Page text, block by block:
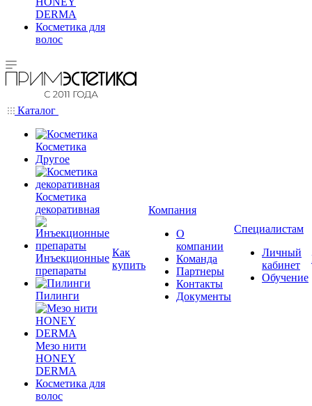
DERMA
Косметика для
волос
Каталог
Косметика
Другое
Косметика
декоративная
Инъекционные
препараты
Пилинги
Мезо нити
HONEY
DERMA
Косметика для
волос
Как
купить
Компания
О
компании
Команда
Партнеры
Контакты
Документы
Специалистам
Личный
кабинет
Обучение